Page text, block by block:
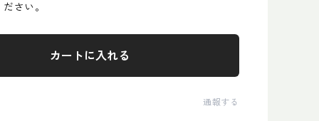
さい。
カートに入れる
通報する